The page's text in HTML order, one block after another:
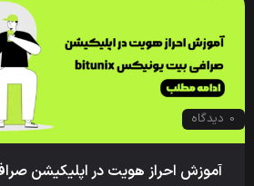
0 دیدگاه
آموزش احراز هویت در اپلیکیشن